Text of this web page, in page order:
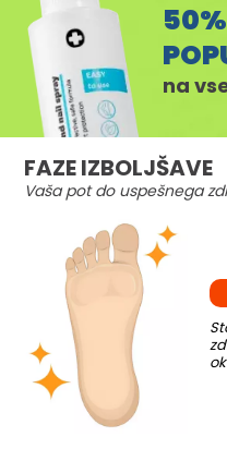
50%
na
FAZE IZBOLJŠAVE
Vaša pot do uspešnega